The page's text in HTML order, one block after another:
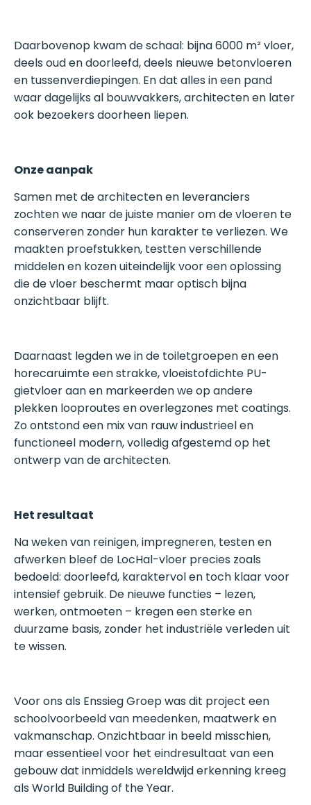
Daarbovenop kwam de schaal: bijna 6000 m² vloer,
deels oud en doorleefd, deels nieuwe betonvloeren
en tussenverdiepingen. En dat alles in een pand
waar dagelijks al bouwvakkers, architecten en later
ook bezoekers doorheen liepen.
Onze aanpak
Samen met de architecten en leveranciers
zochten we naar de juiste manier om de vloeren te
conserveren zonder hun karakter te verliezen. We
maakten proefstukken, testten verschillende
middelen en kozen uiteindelijk voor een oplossing
die de vloer beschermt maar optisch bijna
onzichtbaar blijft.
Daarnaast legden we in de toiletgroepen en een
horecaruimte een strakke, vloeistofdichte PU-
gietvloer aan en markeerden we op andere
plekken looproutes en overlegzones met coatings.
Zo ontstond een mix van rauw industrieel en
functioneel modern, volledig afgestemd op het
ontwerp van de architecten.
Het resultaat
Na weken van reinigen, impregneren, testen en
afwerken bleef de LocHal-vloer precies zoals
bedoeld: doorleefd, karaktervol en toch klaar voor
intensief gebruik. De nieuwe functies – lezen,
werken, ontmoeten – kregen een sterke en
duurzame basis, zonder het industriële verleden uit
te wissen.
Voor ons als Enssieg Groep was dit project een
schoolvoorbeeld van meedenken, maatwerk en
vakmanschap. Onzichtbaar in beeld misschien,
maar essentieel voor het eindresultaat van een
gebouw dat inmiddels wereldwijd erkenning kreeg
als World Building of the Year.